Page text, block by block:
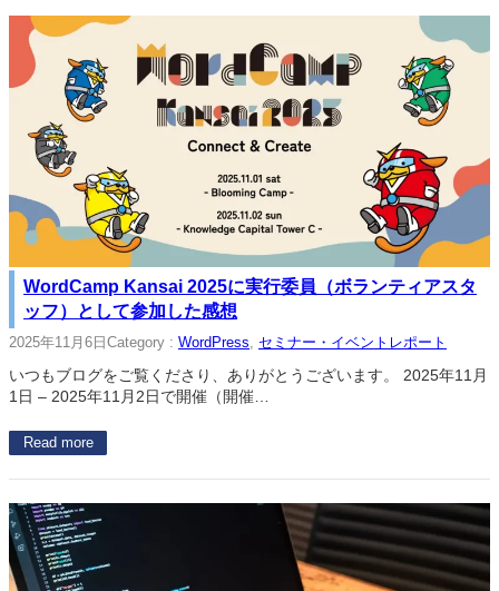
WordCamp Kansai 2025に実行委員（ボランティアスタ
ッフ）として参加した感想
2025年11月6日 Category : WordPress, セミナー・イベントレポート
いつもブログをご覧くださり、ありがとうございます。 2025年11月
1日 – 2025年11月2日で開催（開催…
Read more